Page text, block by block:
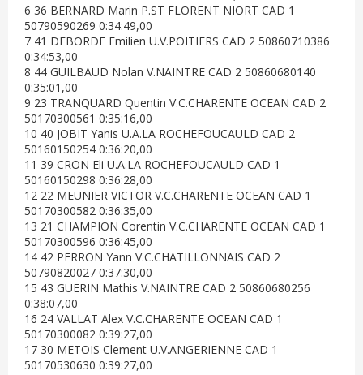
6 36 BERNARD Marin P.ST FLORENT NIORT CAD 1
50790590269 0:34:49,00
7 41 DEBORDE Emilien U.V.POITIERS CAD 2 50860710386
0:34:53,00
8 44 GUILBAUD Nolan V.NAINTRE CAD 2 50860680140
0:35:01,00
9 23 TRANQUARD Quentin V.C.CHARENTE OCEAN CAD 2
50170300561 0:35:16,00
10 40 JOBIT Yanis U.A.LA ROCHEFOUCAULD CAD 2
50160150254 0:36:20,00
11 39 CRON Eli U.A.LA ROCHEFOUCAULD CAD 1
50160150298 0:36:28,00
12 22 MEUNIER VICTOR V.C.CHARENTE OCEAN CAD 1
50170300582 0:36:35,00
13 21 CHAMPION Corentin V.C.CHARENTE OCEAN CAD 1
50170300596 0:36:45,00
14 42 PERRON Yann V.C.CHATILLONNAIS CAD 2
50790820027 0:37:30,00
15 43 GUERIN Mathis V.NAINTRE CAD 2 50860680256
0:38:07,00
16 24 VALLAT Alex V.C.CHARENTE OCEAN CAD 1
50170300082 0:39:27,00
17 30 METOIS Clement U.V.ANGERIENNE CAD 1
50170530630 0:39:27,00